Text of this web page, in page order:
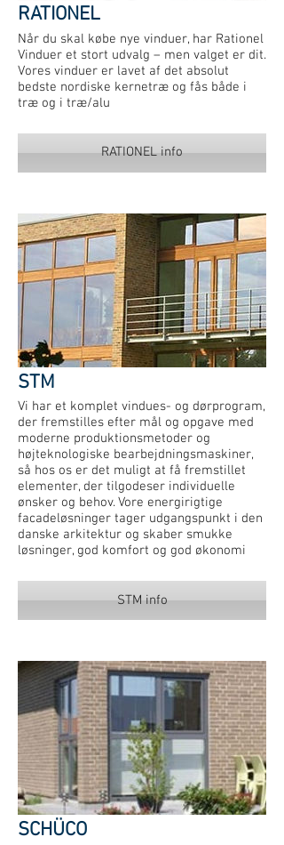
RATIONEL
Når du skal købe nye vinduer, har Rationel
Vinduer et stort udvalg – men valget er dit.
Vores vinduer er lavet af det absolut
bedste nordiske kernetræ og fås både i
træ og i træ/alu
RATIONEL info
STM
Vi har et komplet vindues- og dørprogram,
der fremstilles efter mål og opgave med
moderne produktionsmetoder og
højteknologiske bearbejdningsmaskiner,
så hos os er det muligt at få fremstillet
elementer, der tilgodeser individuelle
ønsker og behov. Vore energirigtige
facadeløsninger tager udgangspunkt i den
danske arkitektur og skaber smukke
løsninger, god komfort og god økonomi
STM info
SCHÜCO